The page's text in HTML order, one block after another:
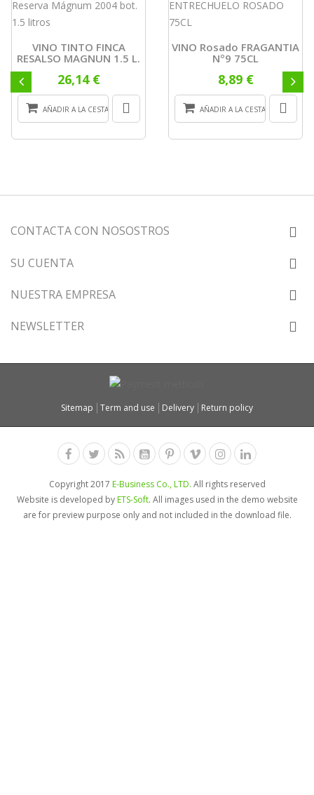
VINO TINTO FINCA
RESALSO MAGNUN 1.5 L.
26,14 €
AÑADIR A LA CESTA
VINO Rosado FRAGANTIA
Nº9 75CL
8,89 €
AÑADIR A LA CESTA
CONTACTA CON NOSOSTROS
SU CUENTA
NUESTRA EMPRESA
NEWSLETTER
Sitemap Term and use Delivery Return policy
Copyright 2017 E-Business Co., LTD. All rights reserved
Website is developed byETS-Soft. All images used in the demo website
are for preview purpose only and not included in the download file.